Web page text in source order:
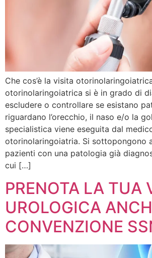
Che cos’è la visita
otorinolaringoiatrica si è in grado di
escludere o controllare se esistano
riguardano l’orecchio, il naso e/o la
specialistica viene eseguita dal
otorinolaringoiatria. Si sottopongono
pazienti con una patologia già
cui […]
PRENOTA LA TUA
UROLOGICA
CONVENZIONE